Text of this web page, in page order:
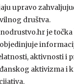
upravo
društva.
je točka
aktivnosti i
aktivizma i